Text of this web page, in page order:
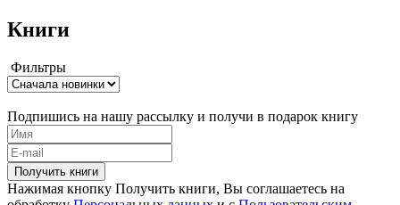
Книги
Фильтры
Подпишись на нашу рассылку и получи в подарок книгу
Получить книги
Нажимая кнопку Получить книги, Вы соглашаетесь на